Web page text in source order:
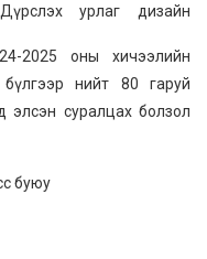
урлаг дизайн
2025 оны хичээлийн
нийт 80 гаруй
элсэн суралцах болзол
буюу